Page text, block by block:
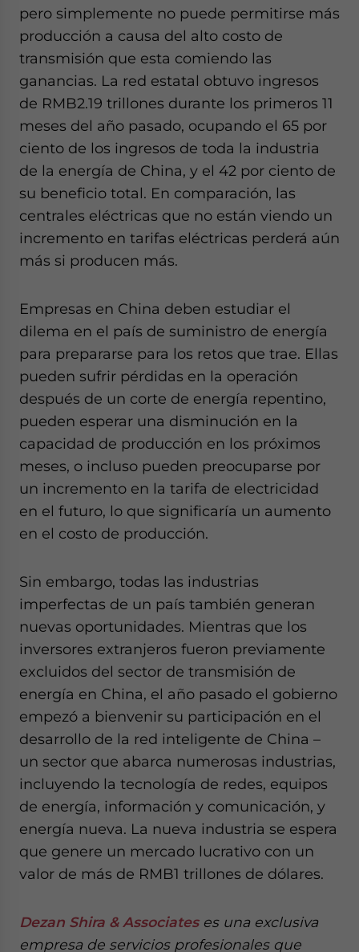
pero simplemente no puede permitirse más
producción a causa del alto costo de
transmisión que esta comiendo las
ganancias. La red estatal obtuvo ingresos
de RMB2.19 trillones durante los primeros 11
meses del año pasado, ocupando el 65 por
ciento de los ingresos de toda la industria
de la energía de China, y el 42 por ciento de
su beneficio total. En comparación, las
centrales eléctricas que no están viendo un
incremento en tarifas eléctricas perderá aún
más si producen más.
Empresas en China deben estudiar el
dilema en el país de suministro de energía
para prepararse para los retos que trae. Ellas
pueden sufrir pérdidas en la operación
después de un corte de energía repentino,
pueden esperar una disminución en la
capacidad de producción en los próximos
meses, o incluso pueden preocuparse por
un incremento en la tarifa de electricidad
en el futuro, lo que significaría un aumento
en el costo de producción.
Sin embargo, todas las industrias
imperfectas de un país también generan
nuevas oportunidades. Mientras que los
inversores extranjeros fueron previamente
excluidos del sector de transmisión de
energía en China, el año pasado el gobierno
empezó a bienvenir su participación en el
desarrollo de la red inteligente de China –
un sector que abarca numerosas industrias,
incluyendo la tecnología de redes, equipos
de energía, información y comunicación, y
energía nueva. La nueva industria se espera
que genere un mercado lucrativo con un
valor de más de RMB1 trillones de dólares.
Dezan Shira & Associateses una exclusiva
empresa de servicios profesionales que